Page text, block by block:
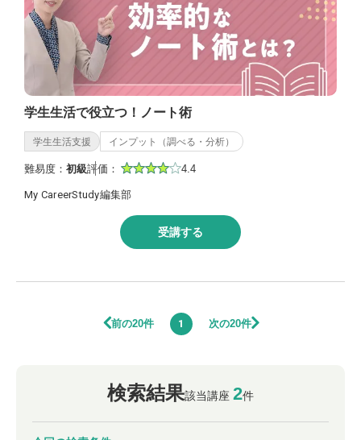
学生生活で役立つ！ノート術
学生生活支援 インプット（調べる・分析）
難易度： 初級評価： 4.4
My CareerStudy編集部
受講する
前の20件 1 次の20件
検索結果該当講座 2件